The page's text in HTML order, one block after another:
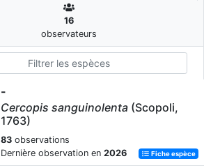
16
observateurs
-
Cercopis sanguinolenta (Scopoli,
1763)
83 observations
Dernière observation en 2026 Fiche espèce